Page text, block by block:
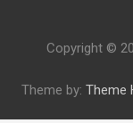
Copyright ©
Theme by: Theme